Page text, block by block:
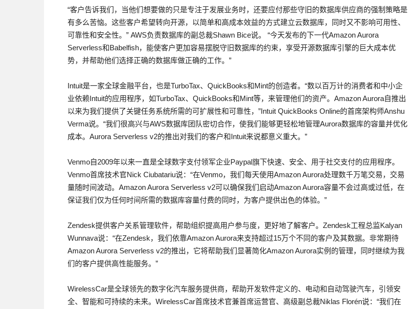
“客户告诉我们，当他们想要做的只是专注于发展业务时，还要应付那些守旧的数据库供应商的强制策略是
有多么苦恼。这些客户希望转向开源，以简单和高成本效益的方式建立云数据库，同时又不影响可用性、
可靠性和安全性。” AWS负责数据库的副总裁Shawn Bice说。 “今天发布的下一代Amazon Aurora
Serverless和Babelfish，能使客户更加容易摆脱守旧数据库的约束，享受开源数据库引擎的巨大成本优
势，并帮助他们选择正确的数据库做正确的工作。”
Intuit是一家全球金融平台，也是TurboTax、QuickBooks和Mint的创造者。“数以百万计的消费者和中小企
业依赖Intuit的应用程序，如TurboTax、QuickBooks和Mint等，来管理他们的资产。Amazon Aurora自推出
以来为我们提供了关键任务系统所需的可扩展性和可靠性，”Intuit QuickBooks Online的首席架构师Anshu
Verma说。“我们很高兴与AWS数据库团队密切合作，使我们能够更轻松地管理Aurora数据库的容量并优化
成本。Aurora Serverless v2的推出对我们的客户和Intuit来说都意义重大。”
Venmo自2009年以来一直是全球数字支付领军企业Paypal旗下快速、安全、用于社交支付的应用程序。
Venmo首席技术官Nick Ciubatariu说：“在Venmo，我们每天使用Amazon Aurora处理数千万笔交易，交易
量随时间波动。Amazon Aurora Serverless v2可以确保我们启动Amazon Aurora容量不会过高或过低，在
保证我们仅为任何时间所需的数据库容量付费的同时，为客户提供出色的体验。”
Zendesk提供客户关系管理软件，帮助组织提高用户参与度，更好地了解客户。Zendesk工程总监Kalyan
Wunnava说：“在Zendesk，我们依靠Amazon Aurora来支持超过15万个不同的客户及其数据。非常期待
Amazon Aurora Serverless v2的推出，它将帮助我们显著简化Amazon Aurora实例的管理，同时继续为我
们的客户提供高性能服务。”
WirelessCar是全球领先的数字化汽车服务提供商，帮助开发软件定义的、电动和自动驾驶汽车，引领安
全、智能和可持续的未来。WirelessCar首席技术官兼首席运营官、高级副总裁Niklas Florén说：“我们在